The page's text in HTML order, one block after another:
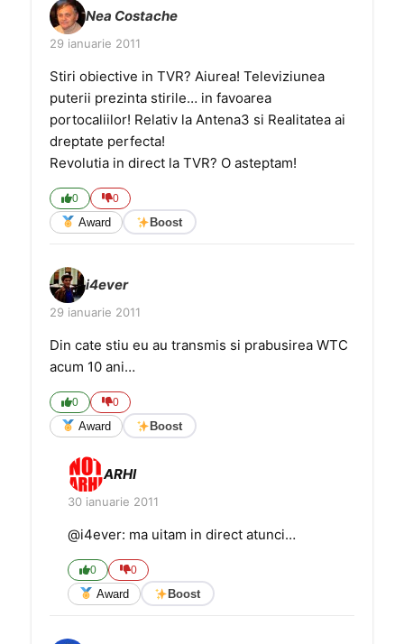
Nea Costache
29 ianuarie 2011
Stiri obiective in TVR? Aiurea! Televiziunea
puterii prezinta stirile… in favoarea
portocaliilor! Relativ la Antena3 si Realitatea ai
dreptate perfecta!
Revolutia in direct la TVR? O asteptam!
0 0
Award Boost
i4ever
29 ianuarie 2011
Din cate stiu eu au transmis si prabusirea WTC
acum 10 ani…
0 0
Award Boost
ARHI
30 ianuarie 2011
@i4ever: ma uitam in direct atunci…
0 0
Award Boost